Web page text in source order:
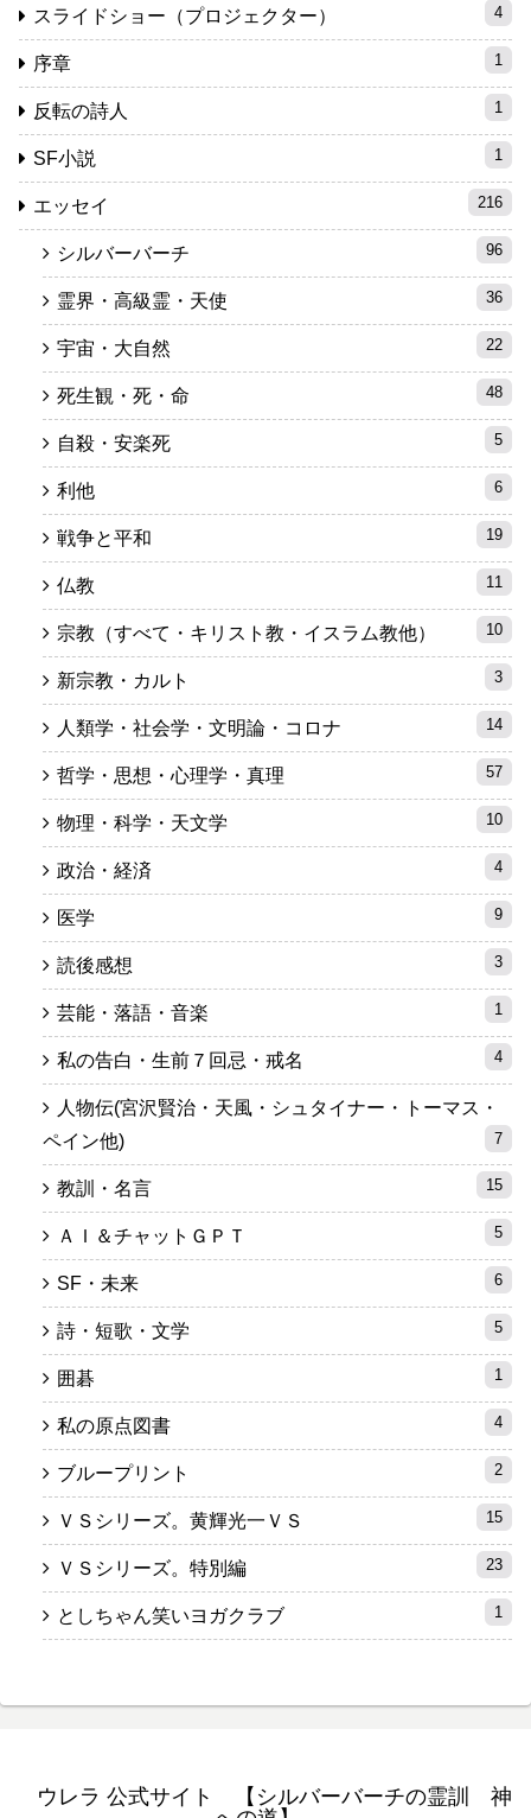
スライドショー（プロジェクター） 4
序章 1
反転の詩人 1
SF小説 1
エッセイ 216
シルバーバーチ 96
霊界・高級霊・天使 36
宇宙・大自然 22
死生観・死・命 48
自殺・安楽死 5
利他 6
戦争と平和 19
仏教 11
宗教（すべて・キリスト教・イスラム教他） 10
新宗教・カルト 3
人類学・社会学・文明論・コロナ 14
哲学・思想・心理学・真理 57
物理・科学・天文学 10
政治・経済 4
医学 9
読後感想 3
芸能・落語・音楽 1
私の告白・生前７回忌・戒名 4
人物伝(宮沢賢治・天風・シュタイナー・トーマス・
ペイン他)
7
教訓・名言 15
ＡＩ＆チャットＧＰＴ 5
SF・未来 6
詩・短歌・文学 5
囲碁 1
私の原点図書 4
ブループリント 2
ＶＳシリーズ。黄輝光一ＶＳ 15
ＶＳシリーズ。特別編 23
としちゃん笑いヨガクラブ 1
ウレラ 公式サイト 【シルバーバーチの霊訓 神